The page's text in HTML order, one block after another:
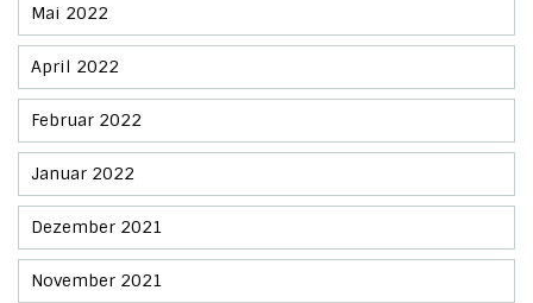
Mai 2022
April 2022
Februar 2022
Januar 2022
Dezember 2021
November 2021